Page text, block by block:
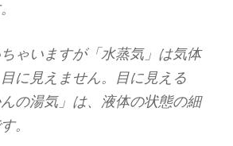
ゃいますが「水蒸気」は気体
に見えません。目に見える
んの湯気」は、液体の状態の細
。